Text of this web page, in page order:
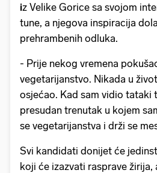
iz Velike Gorice sa svojom
tune, a njegova inspiracija
prehrambenih odluka.
- Prije nekog vremena
vegetarijanstvo. Nikada u
osjećao. Kad sam vidio tataki
presudan trenutak u kojem
se vegetarijanstva i drži se
Svi kandidati donijet će
koji će izazvati rasprave